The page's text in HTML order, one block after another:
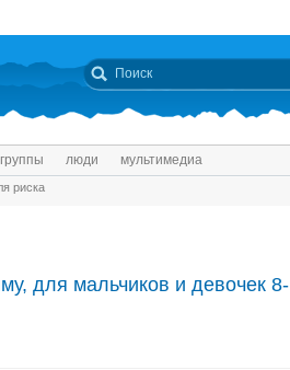
группы люди мультимедиа
риска
для мальчиков и девочек 8-